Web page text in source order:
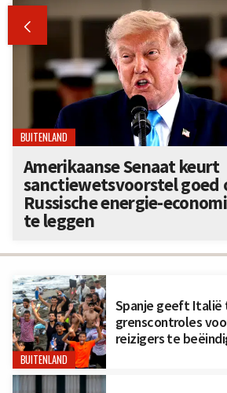
BUITENLAND
Spanje geeft Italië
grenscontroles
reizigers te

BUITENLAND
Amerikaanse Senaat keurt
sanctiewetsvoorstel goed
Russische energie-
te leggen